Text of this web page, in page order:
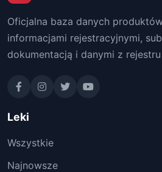
Oficjalna baza danych
informacjami rejestracyjnymi,
dokumentacją i danymi z rejestru
Leki
Wszystkie
Najnowsze